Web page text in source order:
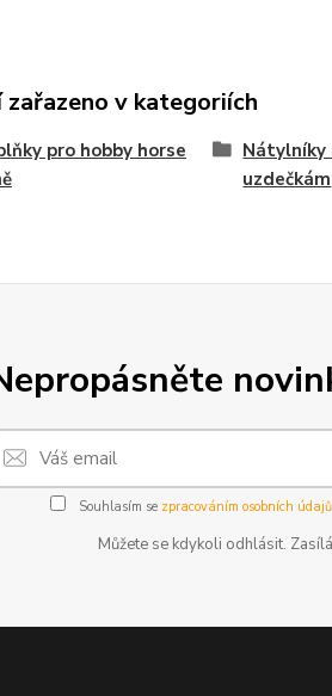
zařazeno v kategoriích
pro hobby horse
Nátylníky
uzdečkám
Souhlasím se zpracováním osobních údajů
Můžete se kdykoli odhlásit.